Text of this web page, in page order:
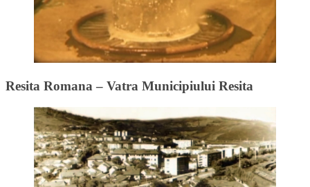
Resita Romana – Vatra Municipiului Resita